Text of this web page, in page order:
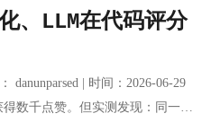
、LLM在代码评分
danunparsed | 时间：2026-06-29
得数千点赞。但实测发现：同一份